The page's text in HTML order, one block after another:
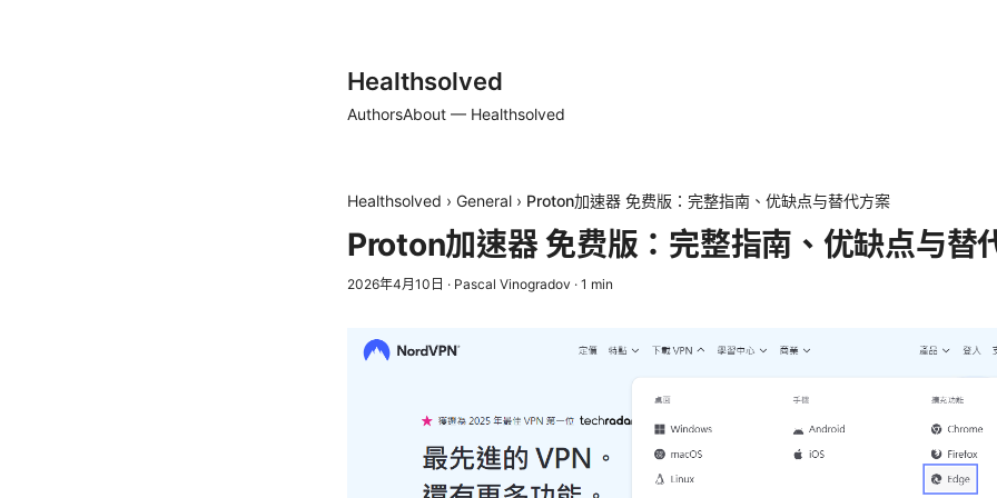
Healthsolved
AuthorsAbout — Healthsolved
Healthsolved › General › Proton加速器 免费版：完整指南、优缺点与替代方案
Proton加速器 免费版：完整指南、优缺点与替
2026年4月10日 · Pascal Vinogradov · 1 min